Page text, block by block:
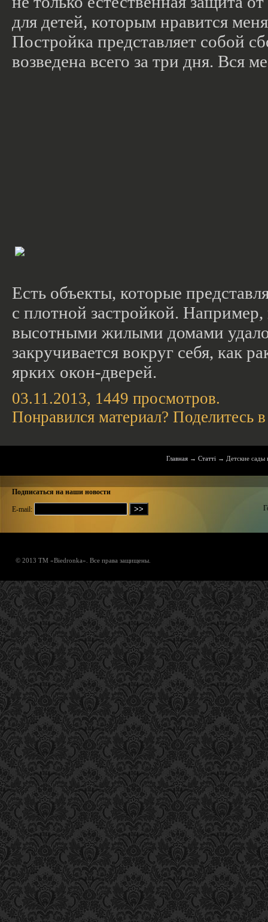
для детей, которым нравится
Постройка представляет собой
возведена всего за три дня. Вся
Есть объекты, которые
с плотной застройкой.
высотными жилыми домами
закручивается вокруг себя, как
ярких окон-дверей.
03.11.2013, 1449 просмотров.
Понравился материал? Поделитесь в
Главная →Статті → Детские
Подписаться на наши новости
E-mail:
© 2013 ТМ «Biedronka». Все права защищены.